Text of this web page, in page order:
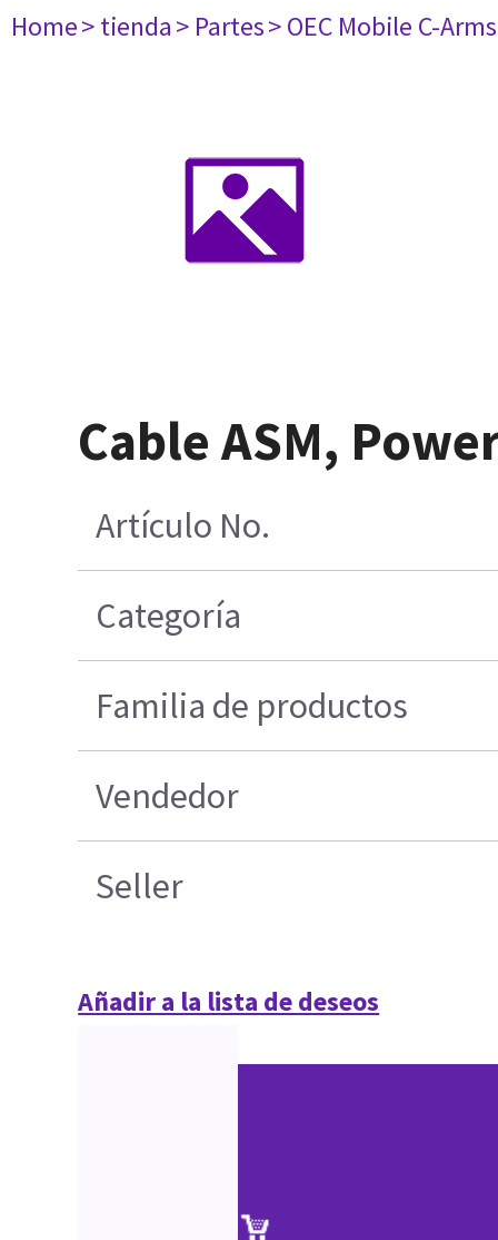
Home> tienda> Partes> OEC Mobile C-Arms
Cable ASM,
Artículo No.
Categoría
Familia de productos
Vendedor
Seller
Añadir a la lista de deseos